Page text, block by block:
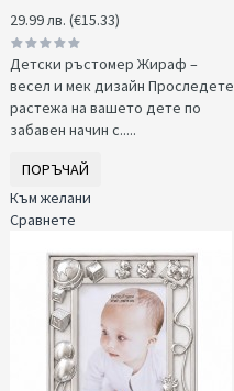
29.99 лв. (€15.33)
Детски ръстомер Жираф –
весел и мек дизайн Проследете
растежа на вашето дете по
забавен начин с.....
ПОРЪЧАЙ
Към желани
Сравнете